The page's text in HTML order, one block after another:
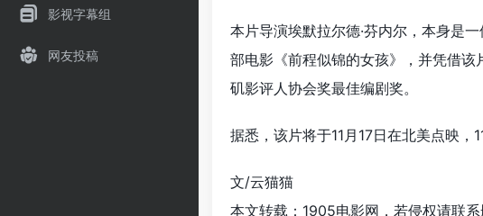
影视字幕组
网友投稿
本片导演埃默拉尔德·芬内尔，本身是
部电影《前程似锦的女孩》，并凭借
矶影评人协会奖最佳编剧奖。
据悉，该片将于11月17日在北美点映，
文/云猫猫
本文转载：1905电影网，若侵权请联系